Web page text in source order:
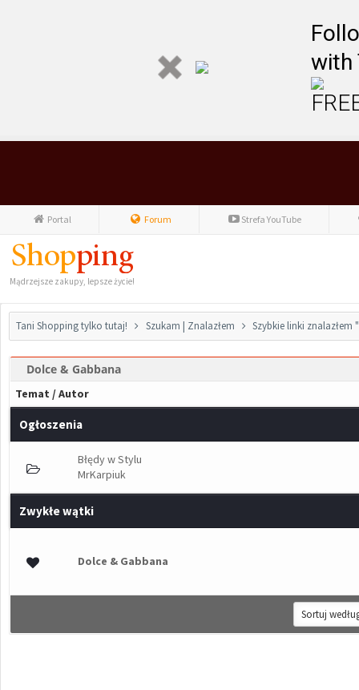
with
Portal Forum Strefa YouTube
Mądrzejsze zakupy, lepsze życie!
Tani Shopping tylko tutaj! Szukam | Znalazłem Szybkie linki znalazłem
Dolce & Gabbana
Temat /Autor
Ogłoszenia
Błędy w Stylu
MrKarpiuk
Zwykłe wątki
Dolce & Gabbana
- średnia ocena: 0 na 5 gwiazdek
123 45